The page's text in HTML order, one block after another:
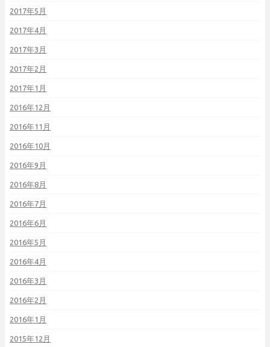
2017年5月
2017年4月
2017年3月
2017年2月
2017年1月
2016年12月
2016年11月
2016年10月
2016年9月
2016年8月
2016年7月
2016年6月
2016年5月
2016年4月
2016年3月
2016年2月
2016年1月
2015年12月